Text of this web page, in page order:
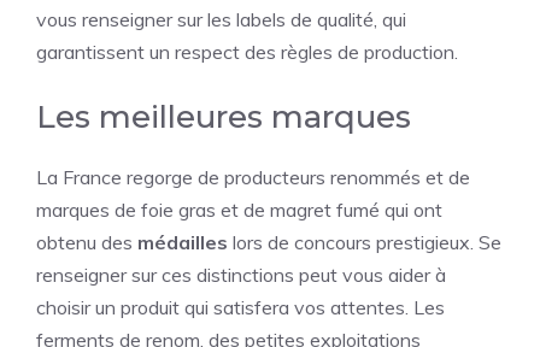
vous renseigner sur les labels de qualité, qui
garantissent un respect des règles de production.
Les meilleures marques
La France regorge de producteurs renommés et de
marques de foie gras et de magret fumé qui ont
obtenu des médailles lors de concours prestigieux. Se
renseigner sur ces distinctions peut vous aider à
choisir un produit qui satisfera vos attentes. Les
ferments de renom, des petites exploitations